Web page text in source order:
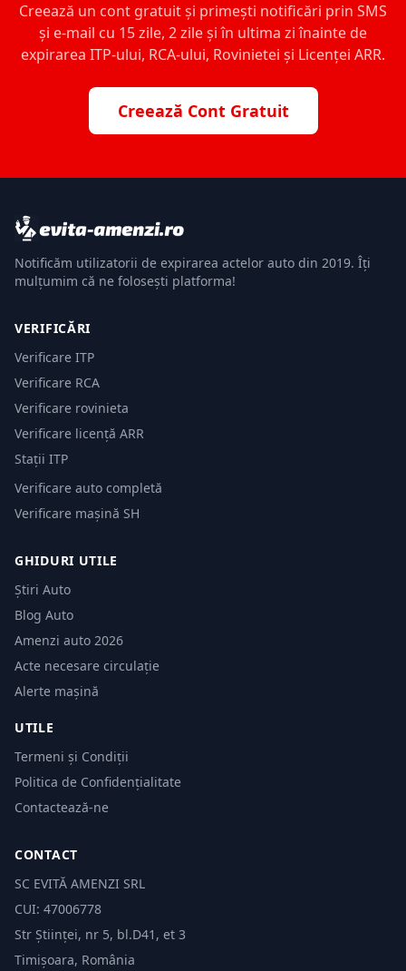
Creează un cont gratuit și primești notificări prin SMS
și e-mail cu 15 zile, 2 zile și în ultima zi înainte de
expirarea ITP-ului, RCA-ului, Rovinietei și Licenței ARR.
Creează Cont Gratuit
Notificăm utilizatorii de expirarea actelor auto din 2019. Îți
mulțumim că ne folosești platforma!
VERIFICĂRI
Verificare ITP
Verificare RCA
Verificare rovinieta
Verificare licență ARR
Stații ITP
Verificare auto completă
Verificare mașină SH
GHIDURI UTILE
Știri Auto
Blog Auto
Amenzi auto 2026
Acte necesare circulație
Alerte mașină
UTILE
Termeni și Condiții
Politica de Confidențialitate
Contactează-ne
CONTACT
SC EVITĂ AMENZI SRL
CUI: 47006778
Str Științei, nr 5, bl.D41, et 3
Timișoara, România